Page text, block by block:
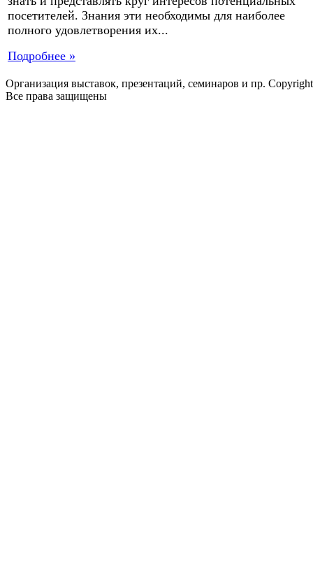
посетителей. Знания эти необходимы для наиболее
полного удовлетворения их...
Подробнее »
Организация выставок, презентаций, семинаров и пр.
Все права защищены